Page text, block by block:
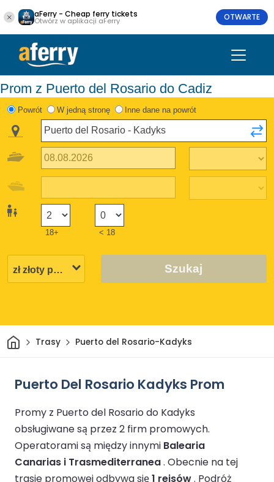
aFerry - Cheap ferry tickets
Otwórz w aplikacji aFerry OTWARTE
Prom z Puerto del Rosario do Cadiz
Powrót W jedną stronę Inne dane na powrót
18+ < 18
Szukaj
DomTrasy Puerto del Rosario-Kadyks
Puerto Del Rosario Kadyks Prom
Promy z Puerto del Rosario do Kadyks
obsługiwane są przez 2 firm promowych.
Operatorami są między innymi Balearia
Canarias i Trasmediterranea. Obecnie na tej
trasie promowej odbywa się1 rejsów. Podróż